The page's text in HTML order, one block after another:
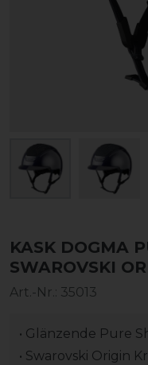
KASK DOGMA
SWAROVSKI
Art.-Nr.: 35013
• Glänzende Pure
• Swarovski Origin